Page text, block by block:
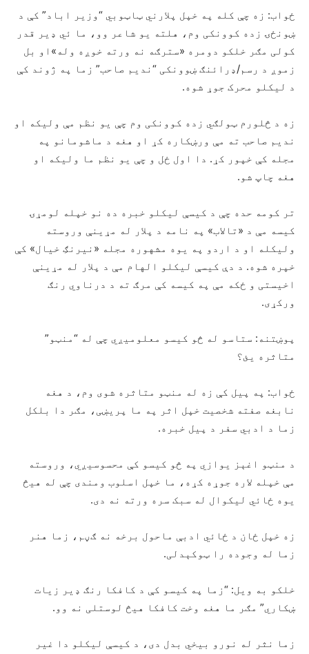
ځواب: زه چې کله په خپل پلارني ټاټوبي “وزیر اباد” کې د
ښونځۍ زده کوونکی وم، هلته یو شاعر وو، ما ئي ډیر قدر
کولی مګر خلکو دومره «سترګه نه ورته خوږه وله»او بل
زموږ د رسم/ډرائنګ ښوونکی “ندیم صاحب” زما په ژوند کې
د لیکلو محرک جوړ شوه.
زه د څلورم ټولګي زده کوونکی وم چې یو نظم مې ولیکه او
ندیم صاحب ته مې ورښکاره کړ او هغه د ماشومانو په
مجله کې خپور کړ. دا اول ځل و چې یو نظم ما ولیکه او
هغه چاپ شو.
تر کومه حده چې د کیسې لیکلو خبره ده نو خپله لومړۍ
کیسه مې د «تالاب» په نامه د پلار له مړینې وروسته
ولیکله او د اردو په یوه مشهوره مجله «نیرنګِ خیال» کې
خپره شوه. د دې کیسې لیکلو الهام مې د پلار له مړینې
اخیستی و ځکه مې په کیسه کې مرګ ته د درناوي رنګ
ورکړی.
پوښتنه: ستاسو له څو کیسو معلومیږي چې له “منټو”
متاثره یئ؟
ځواب: په پیل کې زه له منټو متاثره شوی وم، د هغه
نابغه صفته شخصیت خپل اثر په ما پریښی، مګر دا بلکل
زما د ادبي سفر د پیل خبره.
د منټو اغېز يوازي په څو کیسو کې محسوسیږي، وروسته
مې خپله لاره جوړه کړه، ما خپل اسلوب ومندی چې له هیڅ
یوه ځائي لیکوال له سبک سره ورته نه دی.
زه خپل ځان د ځائي ادبې ماحول برخه نه ګڼم، زما هنر
زما له وجوده را ټوکېدلی.
خلکو به ویل: “زما په کیسو کې د کافکا رنګ ډیر زیات
ښکاري” مګر ما هغه وخت کافکا هیڅ لوستلی نه وو.
زما نثر له نورو بیخي بدل دی، د کیسې لیکلو دا غیر